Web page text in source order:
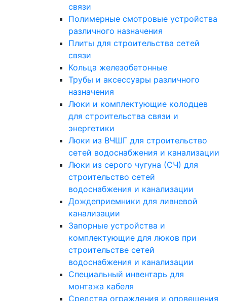
связи
Полимерные смотровые устройства
различного назначения
Плиты для строительства сетей
связи
Кольца железобетонные
Трубы и аксессуары различного
назначения
Люки и комплектующие колодцев
для строительства связи и
энергетики
Люки из ВЧШГ для строительство
сетей водоснабжения и канализации
Люки из серого чугуна (СЧ) для
строительство сетей
водоснабжения и канализации
Дождеприемники для ливневой
канализации
Запорные устройства и
комплектующие для люков при
строительстве сетей
водоснабжения и канализации
Специальный инвентарь для
монтажа кабеля
Средства ограждения и оповещения